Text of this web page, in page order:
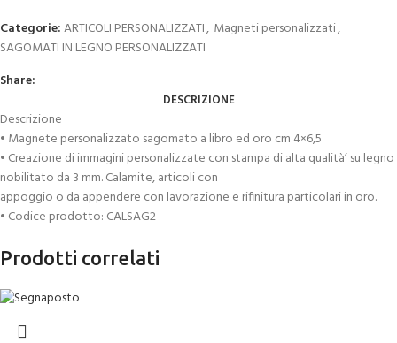
Categorie:ARTICOLI PERSONALIZZATI, Magneti personalizzati,
SAGOMATI IN LEGNO PERSONALIZZATI
Share:
DESCRIZIONE
Descrizione
• Magnete personalizzato sagomato a libro ed oro cm 4×6,5
• Creazione di immagini personalizzate con stampa di alta qualità’ su legno
nobilitato da 3 mm. Calamite, articoli con
appoggio o da appendere con lavorazione e rifinitura particolari in oro.
• Codice prodotto: CALSAG2
Prodotti correlati